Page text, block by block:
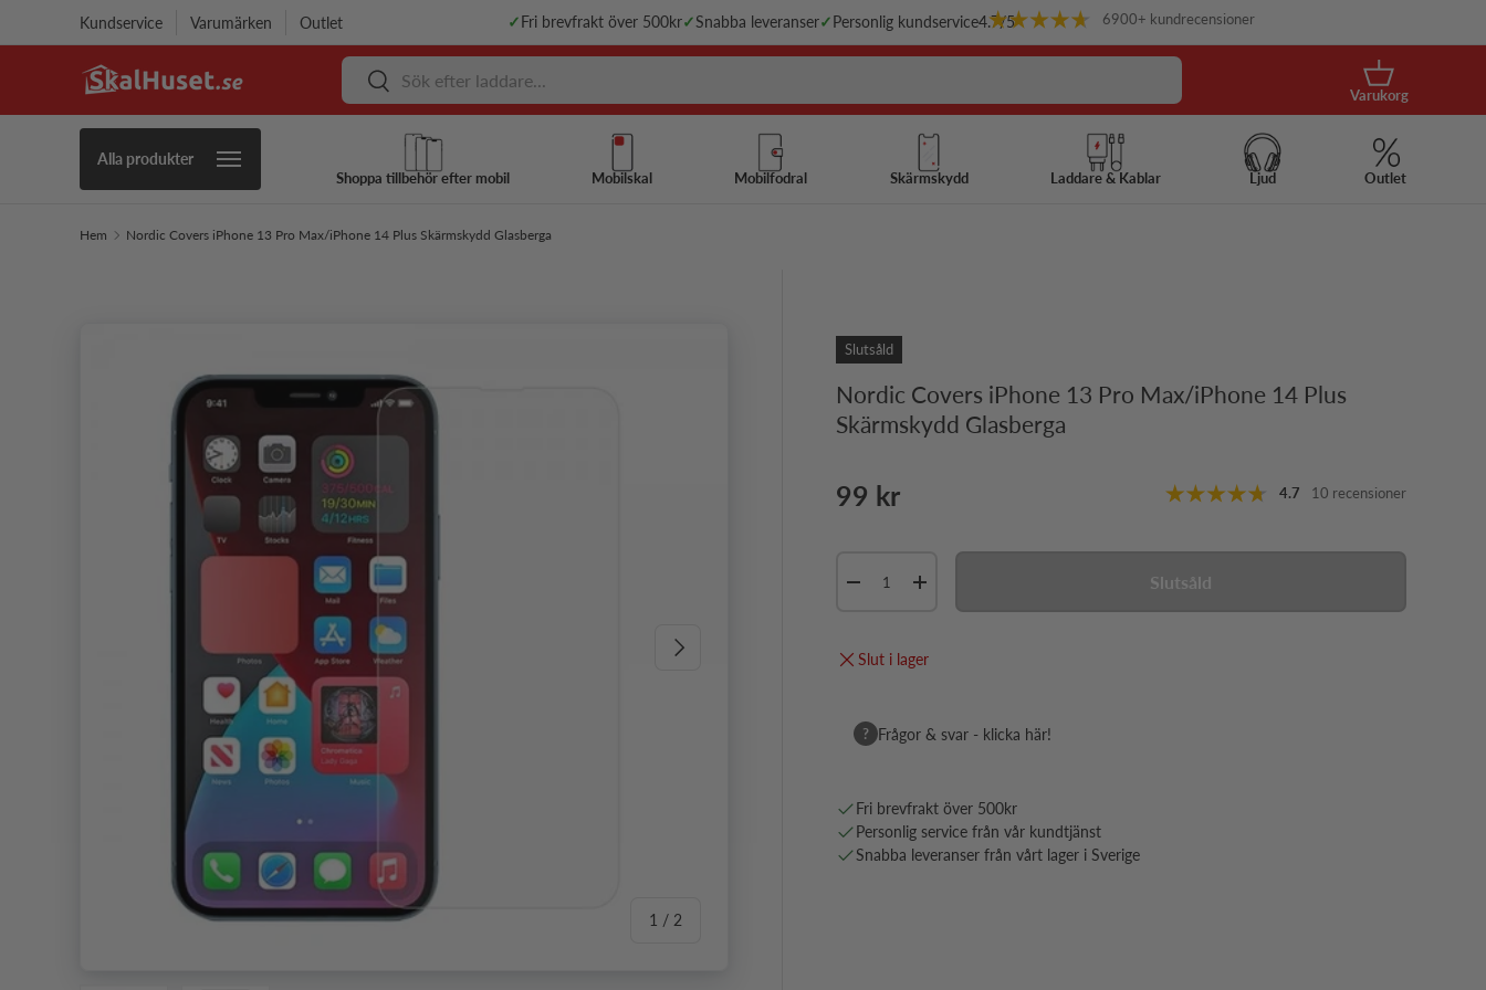
Kundservice Varumärken Outlet ✓ Fri brevfrakt över 500kr✓Snabba leveranser✓ Personlig kundservice4.7/5 6900+ kundrecensioner
Sök Sök
Korg
Varukorg
Alla produkter
Shoppa tillbehör efter mobil Mobilskal Mobilfodral Skärmskydd Laddare & Kablar Ljud Outlet
Hem Nordic Covers iPhone 13 Pro Max/iPhone 14 Plus Skärmskydd Glasberga
1 / av
2
Nästa
Slutsåld
Nordic Covers iPhone 13 Pro Max/iPhone 14 Plus
Skärmskydd Glasberga
Ordinarie pris
99 kr 4.7 10 recensioner
Minska antalÖka antal Slutsåld
Slut i lager
? Frågor & svar - klicka här!
Fri brevfrakt över 500kr
Personlig service från vår kundtjänst
Snabba leveranser från vårt lager i Sverige